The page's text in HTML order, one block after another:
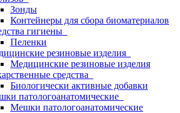
Зонды
Контейнеры для сбора биоматериалов
гигиены
Пеленки
резиновые изделия
Медицинские резиновые изделия
средства
Биологически активные добавки
патологоанатомические
Мешки патологоанатомические